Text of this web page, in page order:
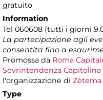
gratuito
Information
Tel 060608 (tutti i giorni
La partecipazione agli
consentita fino a
Promossa da Roma
Sovrintendenza
l'organizzazione di
Type